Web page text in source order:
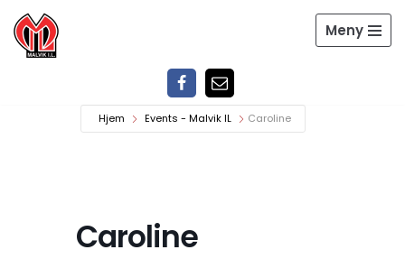
Hopp
Meny
Hjem Events - Malvik IL Caroline
Caroline